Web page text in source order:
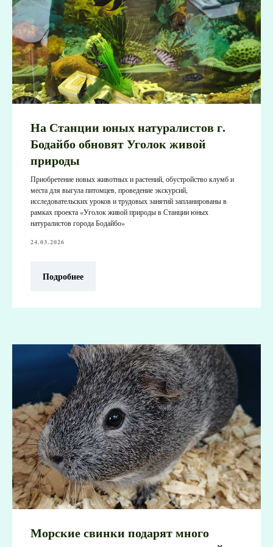
На Станции юных натуралистов г.
Бодайбо обновят Уголок живой
природы
Приобретение новых животных и растений, обустройство клумб и
места для выгула питомцев, проведение экскурсий,
исследовательских уроков и трудовых занятий запланированы в
рамках проекта «Уголок живой природы в Станции юных
натуралистов города Бодайбо»
24.03.2026
Подробнее
Морские свинки подарят много